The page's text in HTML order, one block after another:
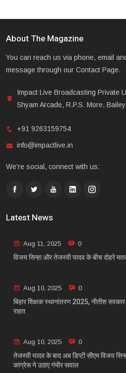
About The Magazine
You can reach us via phone, email
message through our Contact Page.
Impact Live Broadcasting Private
Shyam Arcade, R.P.S. More,
+91 9263159754
info@impactlive.in
We're social, connect with us:
Latest News
Aug 11, 2025 0
विजय सिन्हा और तेजस्वी यादव के बीच दोहरे
Aug 10, 2025 0
बिहार शिक्षक स्थानांतरण 2025, नीतीश
राहत
Aug 10, 2025 0
तेजस्वी यादव के बाद अब डिप्टी सीएम विजय
कांग्रेस ने उठाए गंभीर सवाल